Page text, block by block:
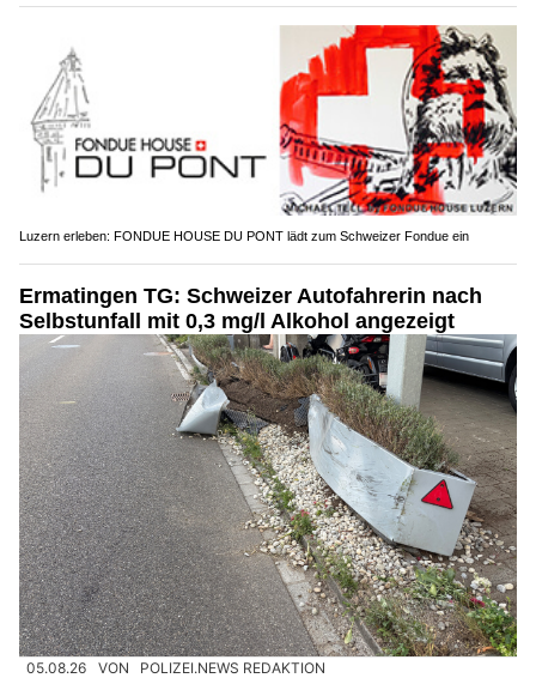
Luzern erleben: FONDUE HOUSE DU PONT lädt zum Schweizer Fondue ein
Ermatingen TG: Schweizer Autofahrerin nach
Selbstunfall mit 0,3 mg/l Alkohol angezeigt
05.08.26 VON POLIZEI.NEWS REDAKTION